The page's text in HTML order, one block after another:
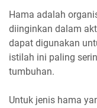
Hama adalah
diinginkan dalam
dapat digunakan
istilah ini paling
tumbuhan.
Untuk jenis hama